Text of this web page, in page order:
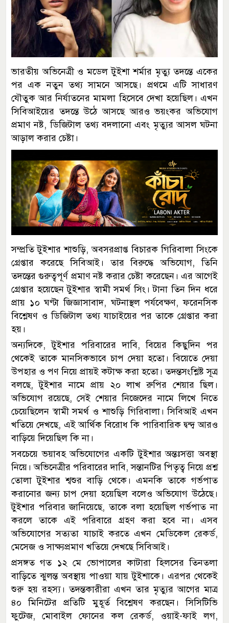
ভারতীয় অভিনেত্রী ও মডেল টুইশা শর্মার মৃত্যু তদন্তে একের
পর এক নতুন তথ্য সামনে আসছে। প্রথমে এটি সাধারণ
যৌতুক আর নির্যাতনের মামলা হিসেবে দেখা হয়েছিল। এখন
সিবিআইয়ের তদন্তে উঠে আসছে আরও ভয়ংকর অভিযোগ
প্রমাণ নষ্ট, ডিজিটাল তথ্য বদলানো এবং মৃত্যুর আসল ঘটনা
আড়াল করার চেষ্টা।
সম্প্রতি টুইশার শাশুড়ি, অবসরপ্রাপ্ত বিচারক গিরিবালা সিংকে
গ্রেপ্তার করেছে সিবিআই। তার বিরুদ্ধে অভিযোগ, তিনি
তদন্তের গুরুত্বপূর্ণ প্রমাণ নষ্ট করার চেষ্টা করেছেন। এর আগেই
গ্রেপ্তার হয়েছেন টুইশার স্বামী সমর্থ সিং। টানা তিন দিন ধরে
প্রায় ১০ ঘণ্টা জিজ্ঞাসাবাদ, ঘটনাস্থল পর্যবেক্ষণ, ফরেনসিক
বিশ্লেষণ ও ডিজিটাল তথ্য যাচাইয়ের পর তাকে গ্রেপ্তার করা
হয়।
অন্যদিকে, টুইশার পরিবারের দাবি, বিয়ের কিছুদিন পর
থেকেই তাকে মানসিকভাবে চাপ দেয়া হতো। বিয়েতে দেয়া
উপহার ও পণ নিয়ে প্রায়ই কটাক্ষ করা হতো। তদন্তসংশ্লিষ্ট সূত্র
বলছে, টুইশার নামে প্রায় ২০ লাখ রুপির শেয়ার ছিল।
অভিযোগ রয়েছে, সেই শেয়ার নিজেদের নামে লিখে নিতে
চেয়েছিলেন স্বামী সমর্থ ও শাশুড়ি গিরিবালা। সিবিআই এখন
খতিয়ে দেখছে, এই আর্থিক বিরোধ কি পারিবারিক দ্বন্দ্ব আরও
বাড়িয়ে দিয়েছিল কি না।
সবচেয়ে ভয়াবহ অভিযোগের একটি টুইশার অন্তঃসত্তা অবস্থা
নিয়ে। অভিনেত্রীর পরিবারের দাবি, সন্তানটির পিতৃত্ব নিয়ে প্রশ্ন
তোলা টুইশার শ্বশুর বাড়ি থেকে। এমনকি তাকে গর্ভপাত
করানোর জন্য চাপ দেয়া হয়েছিল বলেও অভিযোগ উঠেছে।
টুইশার পরিবার জানিয়েছে, তাকে বলা হয়েছিল গর্ভপাত না
করলে তাকে এই পরিবারে গ্রহণ করা হবে না। এসব
অভিযোগের সত্যতা যাচাই করতে এখন মেডিকেল রেকর্ড,
মেসেজ ও সাক্ষ্যপ্রমাণ খতিয়ে দেখছে সিবিআই।
প্রসঙ্গত গত ১২ মে ভোপালের কাটারা হিলসের তিনতলা
বাড়িতে ঝুলন্ত অবস্থায় পাওয়া যায় টুইশাকে। এরপর থেকেই
শুরু হয় রহস্য। তদন্তকারীরা এখন তার মৃত্যুর আগের মাত্র
৪০ মিনিটের প্রতিটি মুহূর্ত বিশ্লেষণ করছেন। সিসিটিভি
ফুটেজ, মোবাইল ফোনের কল রেকর্ড, ওয়াই-ফাই লগ,